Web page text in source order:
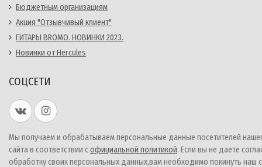
Бюджетным организациям
Акция "Отзывчивый клиент"
ГИТАРЫ BROMO. НОВИНКИ 2023.
Новинки от Hercules
СОЦСЕТИ
Мы получаем и обрабатываем персональные данные посетителей
сайта в соответствии софициальной политикой. Если вы не даете
обработку своих персональных данных,вам необходимо покинуть наш